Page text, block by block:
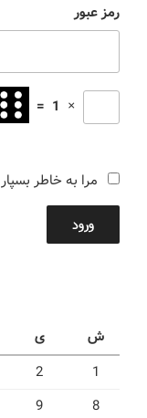
رمز عبور
×
1
=
مرا به خاطر بسپار
ورود
ش
ی
1
2
8
9